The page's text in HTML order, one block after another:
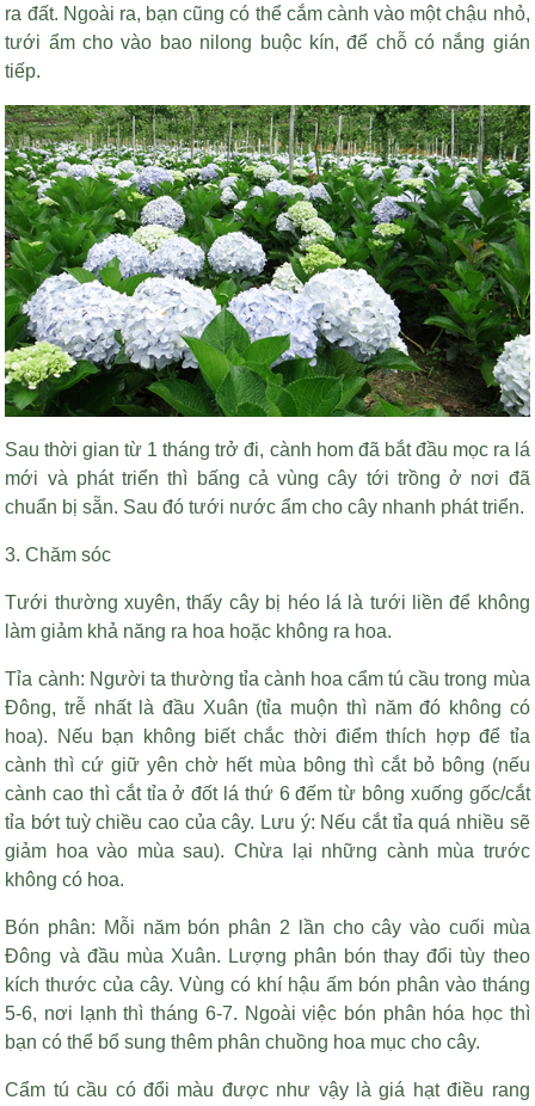
ra đất. Ngoài ra, bạn cũng có thể cắm cành vào một chậu nhỏ,
tưới ẩm cho vào bao nilong buộc kín, để chỗ có nắng gián
tiếp.
Sau thời gian từ 1 tháng trở đi, cành hom đã bắt đầu mọc ra lá
mới và phát triển thì bấng cả vùng cây tới trồng ở nơi đã
chuẩn bị sẵn. Sau đó tưới nước ẩm cho cây nhanh phát triển.
3. Chăm sóc
Tưới thường xuyên, thấy cây bị héo lá là tưới liền để không
làm giảm khả năng ra hoa hoặc không ra hoa.
Tỉa cành: Người ta thường tỉa cành hoa cẩm tú cầu trong mùa
Đông, trễ nhất là đầu Xuân (tỉa muộn thì năm đó không có
hoa). Nếu bạn không biết chắc thời điểm thích hợp để tỉa
cành thì cứ giữ yên chờ hết mùa bông thì cắt bỏ bông (nếu
cành cao thì cắt tỉa ở đốt lá thứ 6 đếm từ bông xuống gốc/cắt
tỉa bớt tuỳ chiều cao của cây. Lưu ý: Nếu cắt tỉa quá nhiều sẽ
giảm hoa vào mùa sau). Chừa lại những cành mùa trước
không có hoa.
Bón phân: Mỗi năm bón phân 2 lần cho cây vào cuối mùa
Đông và đầu mùa Xuân. Lượng phân bón thay đổi tùy theo
kích thước của cây. Vùng có khí hậu ấm bón phân vào tháng
5-6, nơi lạnh thì tháng 6-7. Ngoài việc bón phân hóa học thì
bạn có thể bổ sung thêm phân chuồng hoa mục cho cây.
Cẩm tú cầu có đổi màu được như vậy làgiá hạt điều rang